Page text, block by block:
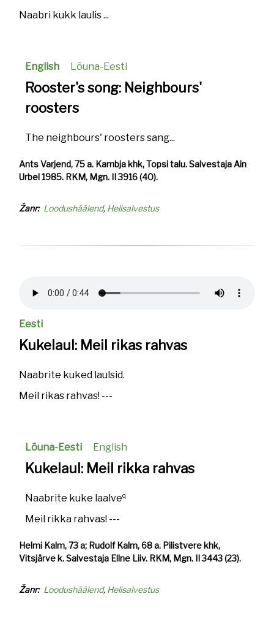
Naabri kukk laulis ...
English Lõuna-Eesti
Rooster's song: Neighbours'
roosters
The neighbours' roosters sang...
Ants Varjend, 75 a. Kambja khk, Topsi talu. Salvestaja Ain
Urbel 1985. RKM, Mgn. II 3916 (40).
Žanr Loodushäälend Helisalvestus
Eesti
Kukelaul: Meil rikas rahvas
Naabrite kuked laulsid.
Meil rikas rahvas! ---
Lõuna-Eesti English
Kukelaul: Meil rikka rahvas
Naabrite kuke laalveq
Meil rikka rahvas! ---
Helmi Kalm, 73 a; Rudolf Kalm, 68 a. Pilistvere khk,
Vitsjärve k. Salvestaja Ellne Liiv. RKM, Mgn. II 3443 (23).
Žanr Loodushäälend Helisalvestus